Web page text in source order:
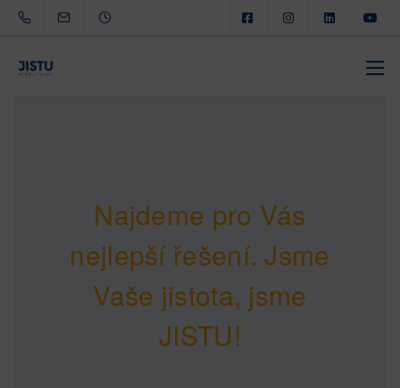
Najdeme pro Vás
nejlepší řešení. Jsme
Vaše jistota, jsme
JISTU!